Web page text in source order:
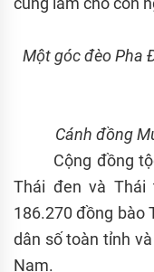
Một góc đèo Pha
Cánh đồng
Cộng đồng tộc
Thái đen và Thái
186.270 đồng bào
dân số toàn tỉnh
Nam.